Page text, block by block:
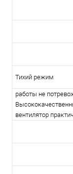
Тихий режим
работы не
вентилятор